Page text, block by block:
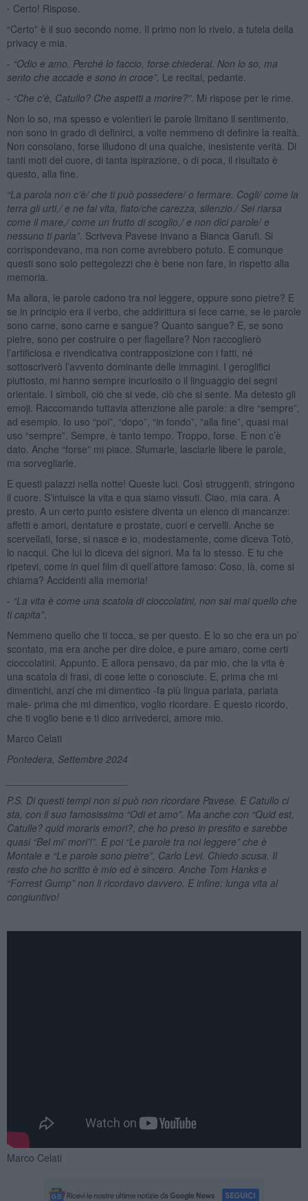
⁃ Certo! Rispose.
“Certo” è il suo secondo nome. Il primo non lo rivelo, a tutela della
privacy e mia.
- “Odio e amo. Perché lo faccio, forse chiederai. Non lo so, ma
sento che accade e sono in croce”. Le recitai, pedante.
- “Che c'è, Catullo? Che aspetti a morire?”. Mi rispose per le rime.
Non lo so, ma spesso e volentieri le parole limitano il sentimento,
non sono in grado di definirci, a volte nemmeno di definire la realtà.
Non consolano, forse illudono di una qualche, inesistente verità. Di
tanti moti del cuore, di tanta ispirazione, o di poca, il risultato è
questo, alla fine.
“La parola non c’è/ che ti può possedere/ o fermare. Cogli/ come la
terra gli urti,/ e ne fai vita, fiato/che carezza, silenzio./ Sei riarsa
come il mare,/ come un frutto di scoglio,/ e non dici parole/ e
nessuno ti parla”. Scriveva Pavese invano a Bianca Garufi. Si
corrispondevano, ma non come avrebbero potuto. E comunque
questi sono solo pettegolezzi che è bene non fare, in rispetto alla
memoria.
Ma allora, le parole cadono tra noi leggere, oppure sono pietre? E
se in principio era il verbo, che addirittura si fece carne, se le parole
sono carne, sono carne e sangue? Quanto sangue? E, se sono
pietre, sono per costruire o per flagellare? Non raccoglierò
l’artificiosa e rivendicativa contrapposizione con i fatti, né
sottoscriverò l’avvento dominante delle immagini. I geroglifici
piuttosto, mi hanno sempre incuriosito o il linguaggio dei segni
orientale. I simboli, ciò che si vede, ciò che si sente. Ma detesto gli
emoji. Raccomando tuttavia attenzione alle parole: a dire “sempre”,
ad esempio. Io uso “poi”, “dopo”, “in fondo”, “alla fine”, quasi mai
uso “sempre”. Sempre, è tanto tempo. Troppo, forse. E non c’è
dato. Anche “forse” mi piace. Sfumarle, lasciarle libere le parole,
ma sorvegliarle.
E questi palazzi nella notte! Queste luci. Così struggenti, stringono
il cuore. S’intuisce la vita e qua siamo vissuti. Ciao, mia cara. A
presto. A un certo punto esistere diventa un elenco di mancanze:
affetti e amori, dentature e prostate, cuori e cervelli. Anche se
scervellati, forse, si nasce e io, modestamente, come diceva Totò,
lo nacqui. Che lui lo diceva dei signori. Ma fa lo stesso. E tu che
ripetevi, come in quel film di quell’attore famoso: Coso, là, come si
chiama? Accidenti alla memoria!
- “La vita è come una scatola di cioccolatini, non sai mai quello che
ti capita”.
Nemmeno quello che ti tocca, se per questo. E lo so che era un po’
scontato, ma era anche per dire dolce, e pure amaro, come certi
cioccolatini. Appunto. E allora pensavo, da par mio, che la vita è
una scatola di frasi, di cose lette o conosciute. E, prima che mi
dimentichi, anzi che mi dimentico -fa più lingua parlata, parlata
male- prima che mi dimentico, voglio ricordare. E questo ricordo,
che ti voglio bene e ti dico arrivederci, amore mio.
Marco Celati
Pontedera, Settembre 2024
P.S. Di questi tempi non si può non ricordare Pavese. E Catullo ci
sta, con il suo famosissimo “Odi et amo”. Ma anche con “Quid est,
Catulle? quid moraris emori?, che ho preso in prestito e sarebbe
quasi “Bel mi’ mori’!”. E poi “Le parole tra noi leggere” che è
Montale e “Le parole sono pietre”, Carlo Levi. Chiedo scusa. Il
resto che ho scritto è mio ed è sincero. Anche Tom Hanks e
“Forrest Gump” non li ricordavo davvero. E infine: lunga vita al
congiuntivo!
Marco Celati